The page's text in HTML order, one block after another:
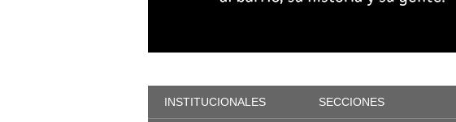
INSTITUCIONALES SECCIONES